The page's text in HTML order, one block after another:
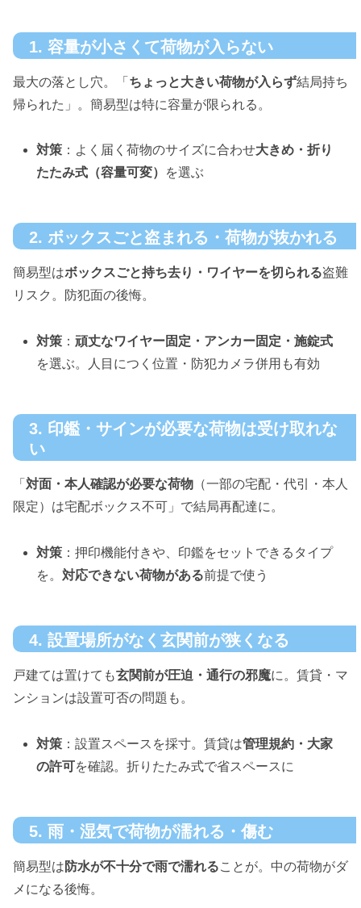
1. 容量が小さくて荷物が入らない
最大の落とし穴。「 ちょっと大きい荷物が入らず結局持ち
帰られた」。簡易型は特に容量が限られる。
対策 ：よく届く荷物のサイズに合わせ大きめ・折り
たたみ式（容量可変）
を選ぶ
2. ボックスごと盗まれる・荷物が抜かれる
簡易型はボックスごと持ち去り・ワイヤーを切られる盗難
リスク。防犯面の後悔。
対策 ：頑丈なワイヤー固定・アンカー固定・施錠式
を選ぶ。人目につく位置・防犯カメラ併用も有効
3. 印鑑・サインが必要な荷物は受け取れな
い
「 対面・本人確認が必要な荷物 （一部の宅配・代引・本人
限定）は宅配ボックス不可」で結局再配達に。
対策 ：押印機能付きや、印鑑をセットできるタイプ
を。対応できない荷物がある前提で使う
4. 設置場所がなく玄関前が狭くなる
戸建ては置けても玄関前が圧迫・通行の邪魔に。賃貸・マ
ンションは設置可否の問題も。
対策 ：設置スペースを採寸。賃貸は管理規約・大家
の許可を確認。折りたたみ式で省スペースに
5. 雨・湿気で荷物が濡れる・傷む
簡易型は 防水が不十分で雨で濡れることが。中の荷物がダ
メになる後悔。